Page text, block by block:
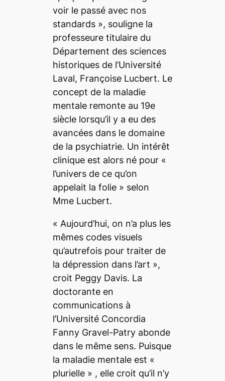
voir le passé avec nos
standards», souligne la
professeure titulaire du
Département des sciences
historiques de l’Université
Laval, Françoise Lucbert. Le
concept de la maladie
mentale remonte au 19e
siècle lorsqu’il y a eu des
avancées dans le domaine
de la psychiatrie. Un intérêt
clinique est alors né pour «
l’univers de ce qu’on
appelait la folie» selon
Mme Lucbert.
« Aujourd’hui, on n’a plus les
mêmes codes visuels
qu’autrefois pour traiter de
la dépression dans l’art »,
croit Peggy Davis. La
doctorante en
communications à
l’Université Concordia
Fanny Gravel-Patry abonde
dans le même sens. Puisque
la maladie mentale est «
plurielle» , elle croit qu’il n’y